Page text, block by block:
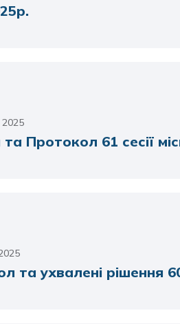
та Протокол 61 сесії
та ухвалені рішення